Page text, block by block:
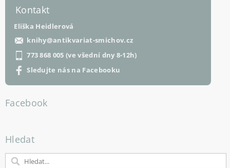
Kontakt
Eliška Heidlerová
knihy@antikvariat-smichov.cz
773 868 005 (ve všední dny 8-12h)
Sledujte nás na Facebooku
Facebook
Hledat